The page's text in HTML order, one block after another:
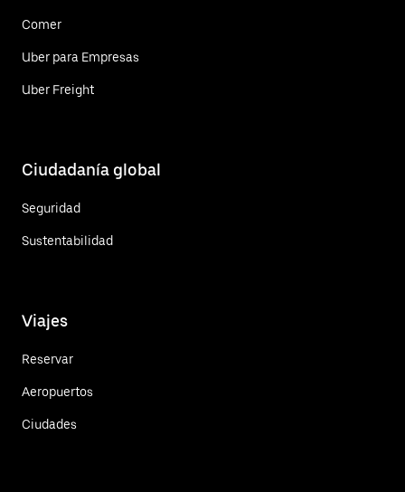
Comer
Uber para Empresas
Uber Freight
Ciudadanía global
Seguridad
Sustentabilidad
Viajes
Reservar
Aeropuertos
Ciudades